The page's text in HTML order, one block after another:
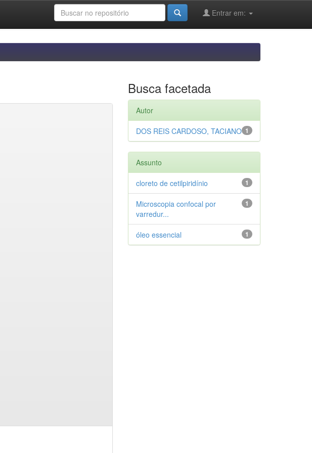
Entrar em:
Busca facetada
Autor
1
DOS REIS CARDOSO, TACIANO
Assunto
1
cloreto de cetilpiridínio
1
Microscopia confocal por
varredur...
1
óleo essencial